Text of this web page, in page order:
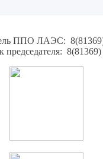
ППО ЛАЭС:
8(81369)